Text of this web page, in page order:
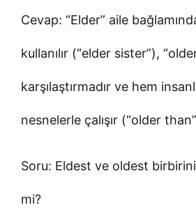
Cevap: “Elder” aile
kullanılır (“elder sister”),
karşılaştırmadır ve hem
nesnelerle çalışır (“older
Soru: Eldest ve oldest
mi?